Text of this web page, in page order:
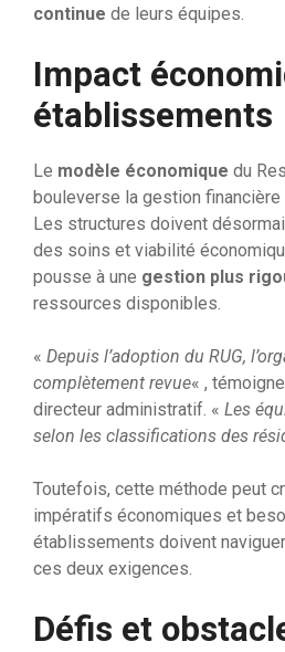
continue de leurs équipes.
Impact
établissements
Le modèle économique du
bouleverse la gestion
Les structures doivent
des soins et viabilité
pousse à une gestion plus
ressources disponibles.
« Depuis l’adoption du RUG,
complètement revue« ,
directeur administratif. « Les
selon les classifications des
Toutefois, cette méthode peut
impératifs économiques et
établissements doivent
ces deux exigences.
Défis et